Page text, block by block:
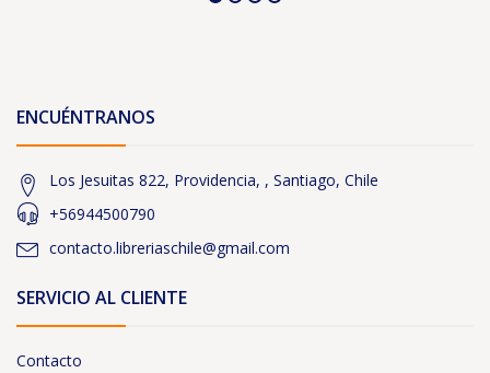
ENCUÉNTRANOS
Los Jesuitas 822, Providencia, , Santiago, Chile
+56944500790
contacto.libreriaschile@gmail.com
SERVICIO AL CLIENTE
Contacto